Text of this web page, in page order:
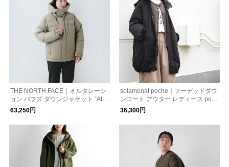
THE NORTH FACE｜オルタレーシ
ョン バフズ ダウンジャケット “Alte
ration Baffs Jacket” nd92564
63,250円
solamonat poche｜フーデッドダウ
ンコート アウター レディース poch
e-down-coatfd
36,300円